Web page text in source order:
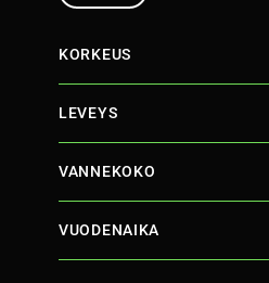
KORKEUS
LEVEYS
VANNEKOKO
VUODENAIKA